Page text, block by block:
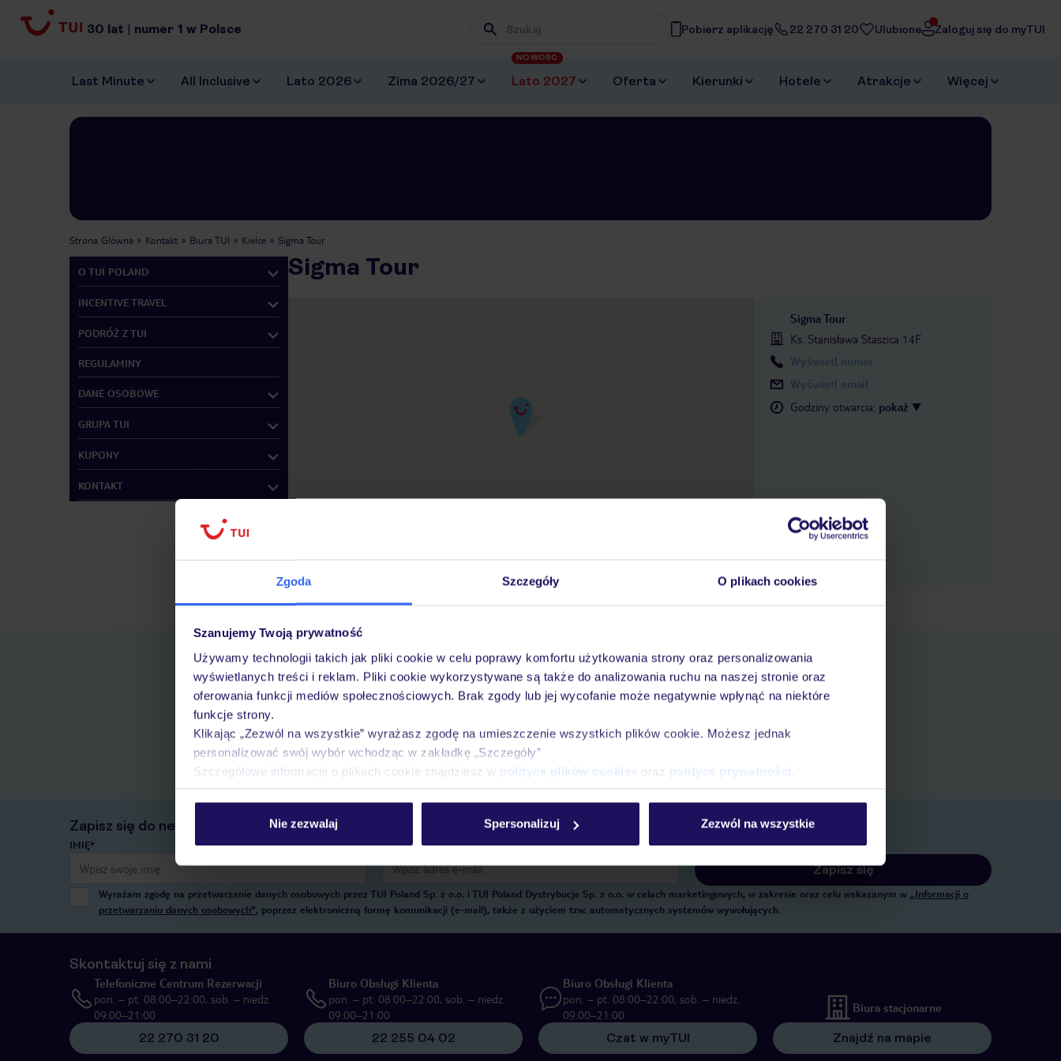
Zgoda Szczegóły O plikach cookies
Szanujemy Twoją prywatność
Używamy technologii takich jak pliki cookie w celu poprawy komfortu użytkowania strony oraz personalizowania
wyświetlanych treści i reklam. Pliki cookie wykorzystywane są także do analizowania ruchu na naszej stronie oraz
oferowania funkcji mediów społecznościowych. Brak zgody lub jej wycofanie może negatywnie wpłynąć na niektóre
funkcje strony.
Klikając „Zezwól na wszystkie” wyrażasz zgodę na umieszczenie wszystkich plików cookie. Możesz jednak
personalizować swój wybór wchodząc w zakładkę „Szczegóły”
Szczegółowe informacje o plikach cookie znajdziesz w polityce plików cookies oraz polityce prywatności
Nie zezwalaj Spersonalizuj Zezwól na wszystkie
30 lat | numer 1 w Polsce Wpisz frazę, której szukasz
Pobierz aplikację 22 270 31 20 Ulubione Zaloguj się do myTUI
Last Minute All Inclusive Lato 2026 Zima 2026/27 Lato 2027
NOWOŚĆ
Oferta Kierunki Hotele Atrakcje Więcej
Strona Główna Kontakt Biura TUI Kielce Sigma Tour
O TUI POLAND
INCENTIVE TRAVEL
PODRÓŻ Z TUI
REGULAMINY
DANE OSOBOWE
GRUPA TUI
KUPONY
KONTAKT
Sigma Tour
Sigma Tour
Ks. Stanisława Staszica 14F
Wyświetl numer
Wyświetl email
Godziny otwarcia: pokaż
Pobierz bezpłatną aplikację TUI
Szybkie wyszukiwanie i przeglądanie ofert
Lista ulubionych ofert i możliwość ich udostępniania
Historia wyszukiwań i ostatnio oglądanych ofert
Kontakt z TUI i wszystkie informacje o Twojej rezerwacji w myTUI
Zapisz się do newslettera
IMIĘ* E-MAIL*
Zapisz się
Wyrażam zgodę na przetwarzanie danych osobowych przez TUI Poland Sp. z o.o. i TUI Poland Dystrybucja Sp. z o.o. w celach marketingowych, w zakresie oraz celu wskazanym w „Informacji o
przetwarzaniu danych osobowych”, poprzez elektroniczną formę komunikacji (e-mail), także z użyciem tzw. automatycznych systemów wywołujących.
Skontaktuj się z nami
Telefoniczne Centrum Rezerwacji
pon. – pt. 08:00–22:00, sob. – niedz.
09:00–21:00
22 270 31 20
Biuro Obsługi Klienta
pon. – pt. 08:00–22:00, sob. – niedz.
09:00–21:00
22 255 04 02
Biuro Obsługi Klienta
pon. – pt. 08:00–22:00, sob. – niedz.
09:00–21:00
Czat w myTUI
Biura stacjonarne
Znajdź na mapie